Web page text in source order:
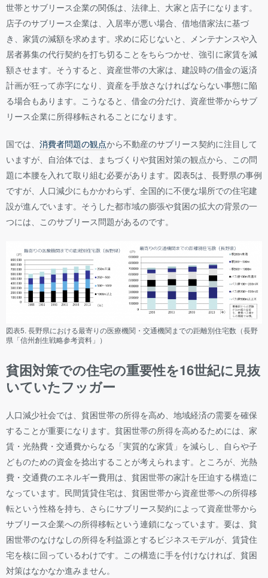
世帯とサブリース企業の関係は、法律上、大家と店子になります。
店子のサブリース企業は、入居率が悪い場合、借地借家法に基づ
き、家賃の減額を求めます。求めに応じないと、メンテナンスや入
居者募集の代行契約を打ち切ることをちらつかせ、強引に家賃を減
額させます。そうすると、資産世帯の大家は、建設時の借金の返済
計画が狂って赤字になり、資産を手放さなければならない事態に陥
る場合もあります。こうなると、借金の分だけ、資産世帯からサブ
リース企業に所得移転されることになります。
国では、 消費者問題の観点から不動産のサブリース契約に注目して
いますが、自治体では、まちづくりや貧困対策の観点から、この問
題に本腰を入れて取り組む必要があります。図表5は、長野県の事例
ですが、人口減少にもかかわらず、全国的に不便な場所での住宅建
設が進んでいます。そうした都市域の膨張や貧困の拡大の背景の一
つには、このサブリース問題があるのです。
図表5. 長野県における最寄りの医療機関・交通機関までの距離別住宅数（長野
県「信州創生戦略参考資料」）
貧困対策での住宅の重要性を16世紀に見抜
いていたフッガー
人口減少社会では、貧困世帯の所得を高め、地域経済の需要を確保
することが重要になります。貧困世帯の所得を高めるためには、家
賃・光熱費・交通費からなる「実質的な家賃」を減らし、自らや子
どものための資金を捻出することが考えられます。ところが、光熱
費・交通費のエネルギー費用は、貧困世帯の家計を圧迫する構造に
なっています。民間賃貸住宅は、貧困世帯から資産世帯への所得移
転という性格を持ち、さらにサブリース契約によって資産世帯から
サブリース企業への所得移転という連鎖になっています。要は、貧
困世帯のなけなしの所得を利益源とするビジネスモデルが、賃貸住
宅を核に回っているわけです。この構造に手を付けなければ、貧困
対策はなかなか進みません。